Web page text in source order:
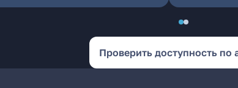
Проверить доступность по